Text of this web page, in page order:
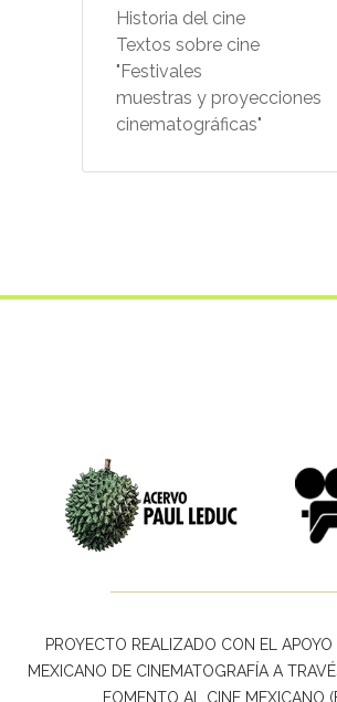
Historia del cine
Textos sobre cine
"Festivales
muestras y proyecciones
cinematográficas"
PROYECTO REALIZADO CON EL
MEXICANO DE CINEMATOGRAFÍA A
FOMENTO AL CINE MEXICANO